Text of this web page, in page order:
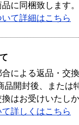
に同梱致します。
て詳細はこちら
による返品・交
品開封後、または
はお受けいたし
詳しくはこちら